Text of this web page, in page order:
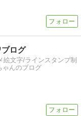
ログ
絵文字/ラインスタンプ制
ゃんのブログ